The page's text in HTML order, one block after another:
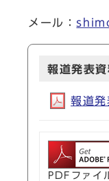
メール：
報道発表資
報道
PDFファ